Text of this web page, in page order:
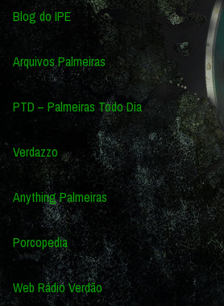
Blog do IPE
Arquivos Palmeiras
PTD – Palmeiras Todo Dia
Verdazzo
Anything Palmeiras
Porcopedia
Web Rádio Verdão